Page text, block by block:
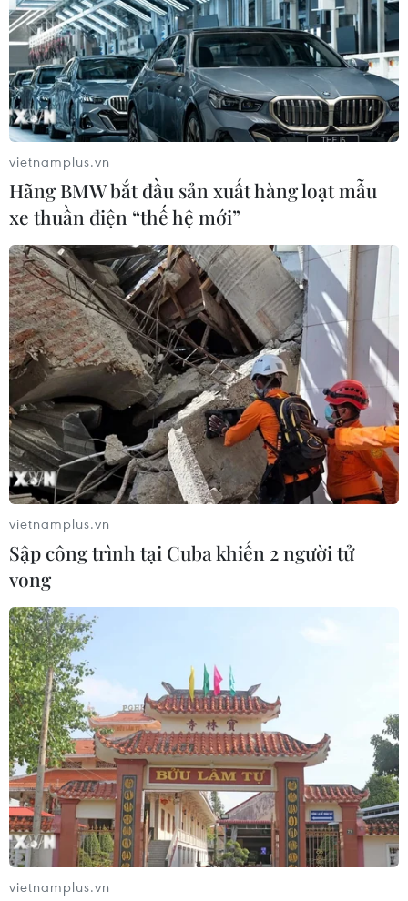
Phát hiện 739 sự cố tấn công mạng chỉ
riêng trong tháng 5
14/06/2019 07:42
Thông tin từ Trung tâm Ứng cứu khẩn cấp máy tính Việt
Nam, Bộ Thông tin và Truyền thông, trong tháng 5, hệ
thống theo dõi và cảnh báo của trung tâm đã phát hiện
739 sự cố tấn công mạng.
vietnamplus.vn
Hãng BMW bắt đầu sản xuất hàng loạt mẫu
xe thuần điện “thế hệ mới”
vietnamplus.vn
Sập công trình tại Cuba khiến 2 người tử
vong
vietnamplus.vn